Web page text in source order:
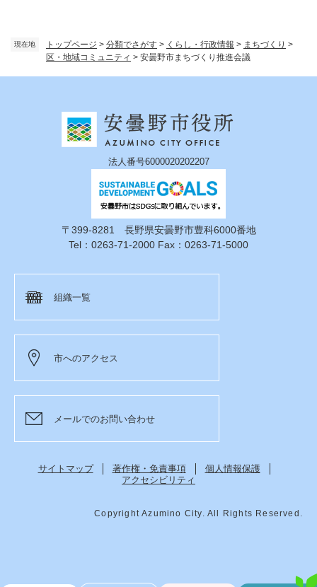
現在地 トップページ > 分類でさがす > くらし・行政情報 > まちづくり >
区・地域コミュニティ > 安曇野市まちづくり推進会議
法人番号6000020202207
〒399-8281 長野県安曇野市豊科6000番地
Tel：0263-71-2000 Fax：0263-71-5000
組織一覧
市へのアクセス
メールでのお問い合わせ
サイトマップ 著作権・免責事項
個人情報保護
アクセシビリティ
Copyright Azumino City. All Rights Reserved.